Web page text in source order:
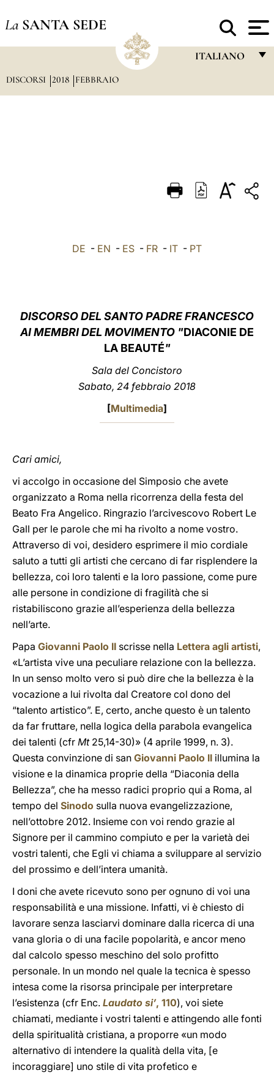
La SANTA SEDE
ITALIANO
DEUTSCH
العربيّة
DISCORSI 2018 FEBBRAIO
DE - EN - ES - FR - IT - PT
DISCORSO DEL SANTO PADRE FRANCESCO
AI MEMBRI DEL MOVIMENTO "DIACONIE DE
LA BEAUTÉ"
Sala del Concistoro
Sabato, 24 febbraio 2018
[Multimedia]
Cari amici,
vi accolgo in occasione del Simposio che avete
organizzato a Roma nella ricorrenza della festa del
Beato Fra Angelico. Ringrazio l’arcivescovo Robert Le
Gall per le parole che mi ha rivolto a nome vostro.
Attraverso di voi, desidero esprimere il mio cordiale
saluto a tutti gli artisti che cercano di far risplendere la
bellezza, coi loro talenti e la loro passione, come pure
alle persone in condizione di fragilità che si
ristabiliscono grazie all’esperienza della bellezza
nell’arte.
Papa Giovanni Paolo II scrisse nella Lettera agli artisti,
«L’artista vive una peculiare relazione con la bellezza.
In un senso molto vero si può dire che la bellezza è la
vocazione a lui rivolta dal Creatore col dono del
“talento artistico”. E, certo, anche questo è un talento
da far fruttare, nella logica della parabola evangelica
dei talenti (cfr Mt25,14-30)» (4 aprile 1999, n. 3).
Questa convinzione di san Giovanni Paolo II illumina la
visione e la dinamica proprie della “Diaconia della
Bellezza”, che ha messo radici proprio qui a Roma, al
tempo del Sinodo sulla nuova evangelizzazione,
nell’ottobre 2012. Insieme con voi rendo grazie al
Signore per il cammino compiuto e per la varietà dei
vostri talenti, che Egli vi chiama a sviluppare al servizio
del prossimo e dell’intera umanità.
I doni che avete ricevuto sono per ognuno di voi una
responsabilità e una missione. Infatti, vi è chiesto di
lavorare senza lasciarvi dominare dalla ricerca di una
vana gloria o di una facile popolarità, e ancor meno
dal calcolo spesso meschino del solo profitto
personale. In un mondo nel quale la tecnica è spesso
intesa come la risorsa principale per interpretare
l’esistenza (cfr Enc. Laudato si’, 110), voi siete
chiamati, mediante i vostri talenti e attingendo alle fonti
della spiritualità cristiana, a proporre «un modo
alternativo di intendere la qualità della vita, [e
incoraggiare] uno stile di vita profetico e